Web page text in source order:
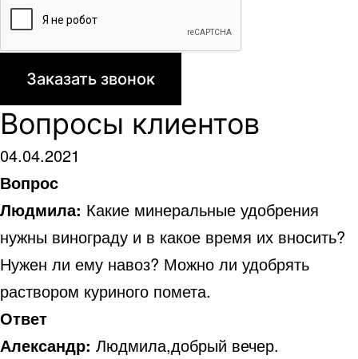
Вопросы клиентов
04.04.2021
Вопрос
Людмила: Какие минеральные удобрения
нужны винограду и в какое время их вносить?
Нужен ли ему навоз? Можно ли удобрять
раствором куриного помета.
Ответ
Александр: Людмила,добрый вечер.